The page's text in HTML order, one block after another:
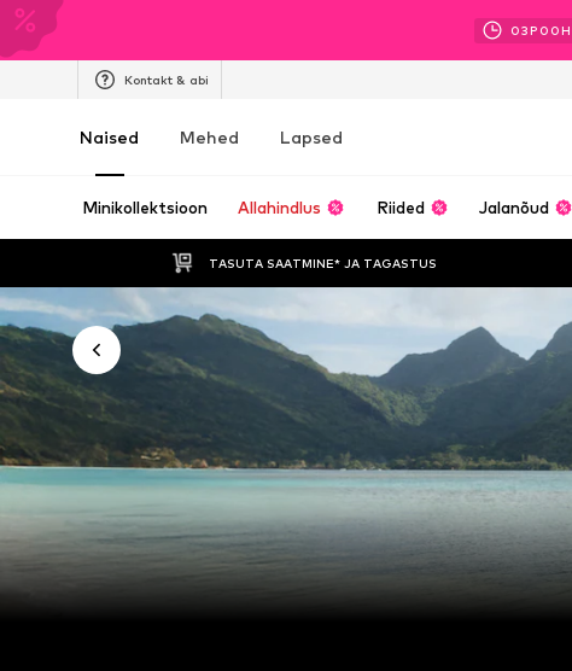
03P 00H
Kontakt & abi
Naised Mehed Lapsed
Minikollektsioon Allahindlus Riided Jalanõud
TASUTA SAATMINE* JA TAGASTUS